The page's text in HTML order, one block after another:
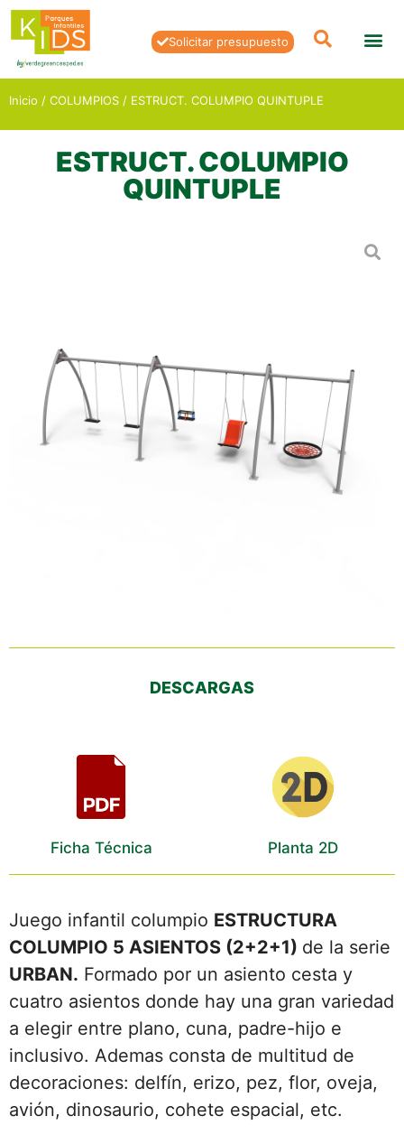
Solicitar presupuesto
Inicio / COLUMPIOS / ESTRUCT. COLUMPIO QUINTUPLE
ESTRUCT. COLUMPIO
QUINTUPLE
DESCARGAS
Ficha Técnica Planta 2D
Juego infantil columpio ESTRUCTURA
COLUMPIO 5 ASIENTOS (2+2+1) de la serie
URBAN. Formado por un asiento cesta y
cuatro asientos donde hay una gran variedad
a elegir entre plano, cuna, padre-hijo e
inclusivo. Ademas consta de multitud de
decoraciones: delfín, erizo, pez, flor, oveja,
avión, dinosaurio, cohete espacial, etc.